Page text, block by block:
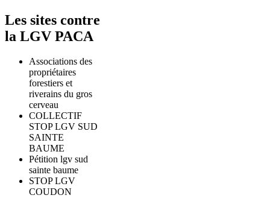
Les sites contre
la LGV PACA
Associations des
propriétaires
forestiers et
riverains du gros
cerveau
COLLECTIF
STOP LGV SUD
SAINTE
BAUME
Pétition lgv sud
sainte baume
STOP LGV
COUDON